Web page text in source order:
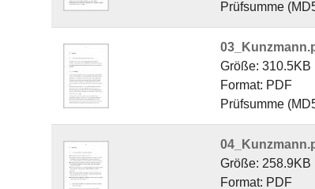
Prüfsumme
Größe: 310.5KB
Format: PDF
Prüfsumme
Größe: 258.9KB
Format: PDF